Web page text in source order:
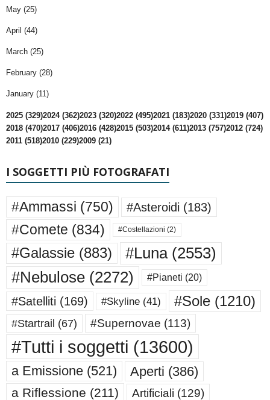
May (25)
April (44)
March (25)
February (28)
January (11)
2025 (329)2024 (362)2023 (320)2022 (495)2021 (183)2020 (331)2019 (407)
2018 (470)2017 (406)2016 (428)2015 (503)2014 (611)2013 (757)2012 (724)
2011 (518)2010 (229)2009 (21)
I SOGGETTI PIÙ FOTOGRAFATI
#Ammassi (750) #Asteroidi (183)
#Comete (834) #Costellazioni (2)
#Galassie (883) #Luna(2553)
#Nebulose (2272) #Pianeti (20)
#Satelliti (169) #Skyline (41) #Sole (1210)
#Startrail (67) #Supernovae (113)
#Tutti i soggetti (13600)
a Emissione (521) Aperti (386)
a Riflessione (211) Artificiali (129)